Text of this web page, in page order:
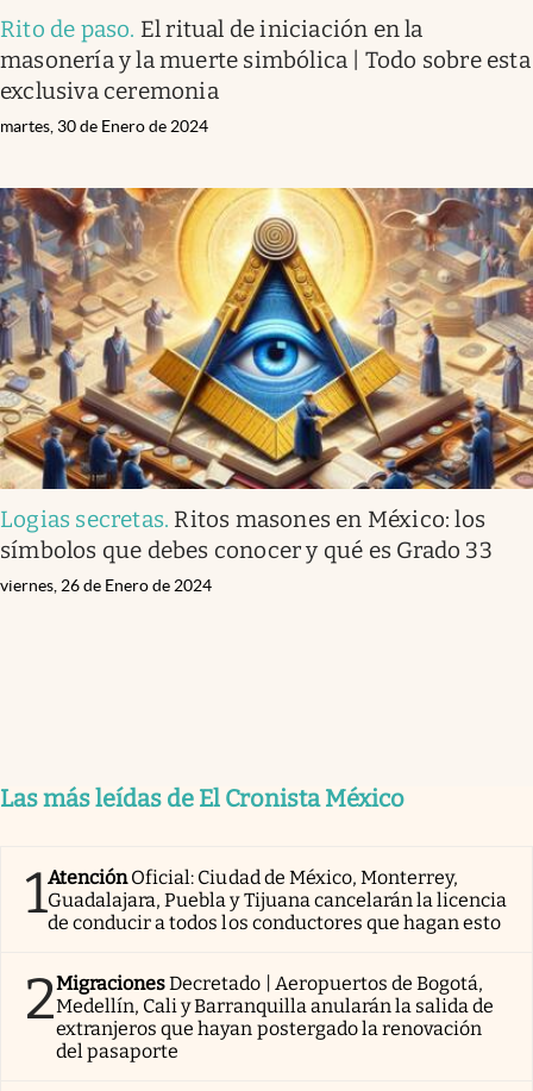
Rito de paso. El ritual de iniciación en la
masonería y la muerte simbólica | Todo sobre esta
exclusiva ceremonia
martes, 30 de Enero de 2024
Logias secretas. Ritos masones en México: los
símbolos que debes conocer y qué es Grado 33
viernes, 26 de Enero de 2024
Las más leídas de El Cronista México
1AtenciónOficial: Ciudad de México, Monterrey,
Guadalajara, Puebla y Tijuana cancelarán la licencia
de conducir a todos los conductores que hagan esto
2MigracionesDecretado | Aeropuertos de Bogotá,
Medellín, Cali y Barranquilla anularán la salida de
extranjeros que hayan postergado la renovación
del pasaporte